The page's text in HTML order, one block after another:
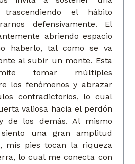
el hábito
defensivamente. El
abriendo espacio
haberlo, tal como se va
al subir un monte. Esta
tomar múltiples
los fenómenos y abrazar
contradictorios, lo cual
valiosa hacia el perdón
de los demás. Al mismo
una gran amplitud
mis pies tocan la riqueza
lo cual me conecta con